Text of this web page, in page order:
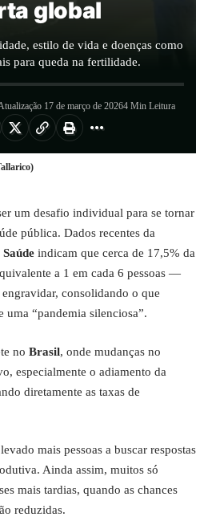
global
estilo de vida e doenças como
para queda na fertilidade.
17 de março de 20264 Min Leitura
um desafio individual para se tornar
pública. Dados recentes da
indicam que cerca de 17,5% da
a 1 em cada 6 pessoas —
consolidando o que
uma “pandemia silenciosa”.
no Brasil, onde mudanças no
especialmente o adiamento da
diretamente as taxas de
mais pessoas a buscar respostas
Ainda assim, muitos só
mais tardias, quando as chances
reduzidas.